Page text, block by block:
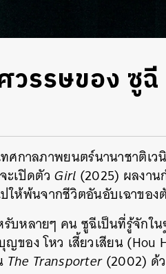
วรรษของ ซูฉี
ศกาลภาพยนตร์นานาชาติเ
ะเปิดตัวGirl (2025) ผลงาน
ให้พ้นจากชีวิตอันอับเฉาของ
รับหลายๆ คน ซูฉีเป็นที่รู้จักใ
ของ โหว เสี้ยวเสียน
The Transporter(2002) ด้